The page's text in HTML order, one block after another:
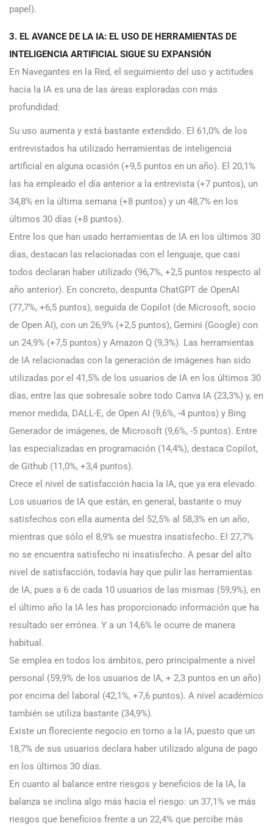
papel).
3. EL AVANCE DE LA IA: EL USO DE HERRAMIENTAS DE
INTELIGENCIA ARTIFICIAL SIGUE SU EXPANSIÓN
En Navegantes en la Red, el seguimiento del uso y actitudes
hacia la IA es una de las áreas exploradas con más
profundidad:
Su uso aumenta y está bastante extendido. El 61,0% de los
entrevistados ha utilizado herramientas de inteligencia
artificial en alguna ocasión (+9,5 puntos en un año). El 20,1%
las ha empleado el día anterior a la entrevista (+7 puntos), un
34,8% en la última semana (+8 puntos) y un 48,7% en los
últimos 30 días (+8 puntos).
Entre los que han usado herramientas de IA en los últimos 30
días, destacan las relacionadas con el lenguaje, que casi
todos declaran haber utilizado (96,7%, +2,5 puntos respecto al
año anterior). En concreto, despunta ChatGPT de OpenAI
(77,7%, +6,5 puntos), seguida de Copilot (de Microsoft, socio
de Open AI), con un 26,9% (+2,5 puntos), Gemini (Google) con
un 24,9% (+7,5 puntos) y Amazon Q (9,3%). Las herramientas
de IA relacionadas con la generación de imágenes han sido
utilizadas por el 41,5% de los usuarios de IA en los últimos 30
días, entre las que sobresale sobre todo Canva IA (23,3%) y, en
menor medida, DALL-E, de Open AI (9,6%, -4 puntos) y Bing
Generador de imágenes, de Microsoft (9,6%, -5 puntos). Entre
las especializadas en programación (14,4%), destaca Copilot,
de Github (11,0%, +3,4 puntos).
Crece el nivel de satisfacción hacia la IA, que ya era elevado.
Los usuarios de IA que están, en general, bastante o muy
satisfechos con ella aumenta del 52,5% al 58,3% en un año,
mientras que sólo el 8,9% se muestra insatisfecho. El 27,7%
no se encuentra satisfecho ni insatisfecho. A pesar del alto
nivel de satisfacción, todavía hay que pulir las herramientas
de IA, pues a 6 de cada 10 usuarios de las mismas (59,9%), en
el último año la IA les has proporcionado información que ha
resultado ser errónea. Y a un 14,6% le ocurre de manera
habitual.
Se emplea en todos los ámbitos, pero principalmente a nivel
personal (59,9% de los usuarios de IA, + 2,3 puntos en un año)
por encima del laboral (42,1%, +7,6 puntos). A nivel académico
también se utiliza bastante (34,9%).
Existe un floreciente negocio en torno a la IA, puesto que un
18,7% de sus usuarios declara haber utilizado alguna de pago
en los últimos 30 días.
En cuanto al balance entre riesgos y beneficios de la IA, la
balanza se inclina algo más hacia el riesgo: un 37,1% ve más
riesgos que beneficios frente a un 22,4% que percibe más